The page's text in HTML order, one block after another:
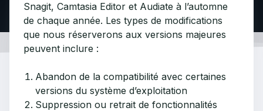
Snagit, Camtasia Editor et Audiate à l’automne
de chaque année. Les types de modifications
que nous réserverons aux versions majeures
peuvent inclure :
Abandon de la compatibilité avec certaines
versions du système d’exploitation
Suppression ou retrait de fonctionnalités